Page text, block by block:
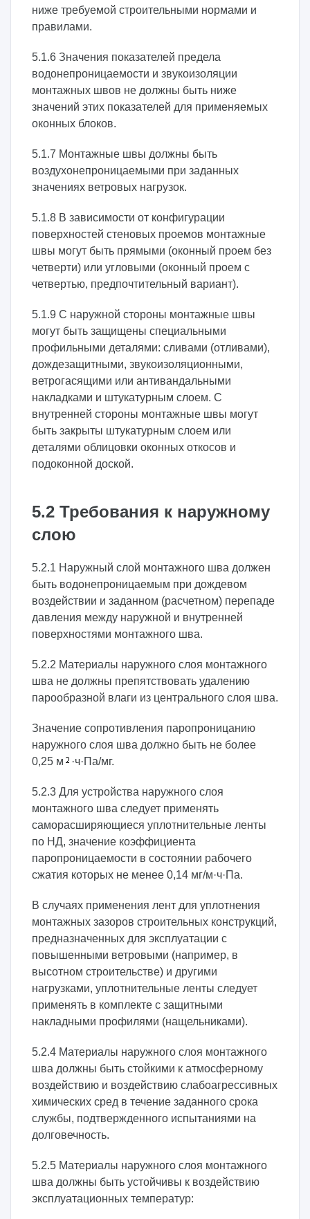
ниже требуемой строительными нормами и
правилами.
5.1.6 Значения показателей предела
водонепроницаемости и звукоизоляции
монтажных швов не должны быть ниже
значений этих показателей для применяемых
оконных блоков.
5.1.7 Монтажные швы должны быть
воздухонепроницаемыми при заданных
значениях ветровых нагрузок.
5.1.8 В зависимости от конфигурации
поверхностей стеновых проемов монтажные
швы могут быть прямыми (оконный проем без
четверти) или угловыми (оконный проем с
четвертью, предпочтительный вариант).
5.1.9 С наружной стороны монтажные швы
могут быть защищены специальными
профильными деталями: сливами (отливами),
дождезащитными, звукоизоляционными,
ветрогасящими или антивандальными
накладками и штукатурным слоем. С
внутренней стороны монтажные швы могут
быть закрыты штукатурным слоем или
деталями облицовки оконных откосов и
подоконной доской.
5.2 Требования к наружному
слою
5.2.1 Наружный слой монтажного шва должен
быть водонепроницаемым при дождевом
воздействии и заданном (расчетном) перепаде
давления между наружной и внутренней
поверхностями монтажного шва.
5.2.2 Материалы наружного слоя монтажного
шва не должны препятствовать удалению
парообразной влаги из центрального слоя шва.
Значение сопротивления паропроницанию
наружного слоя шва должно быть не более
0,25 м
·ч·Па/мг.
5.2.3 Для устройства наружного слоя
монтажного шва следует применять
саморасширяющиеся уплотнительные ленты
по НД, значение коэффициента
паропроницаемости в состоянии рабочего
сжатия которых не менее 0,14 мг/м·ч·Па.
В случаях применения лент для уплотнения
монтажных зазоров строительных конструкций,
предназначенных для эксплуатации с
повышенными ветровыми (например, в
высотном строительстве) и другими
нагрузками, уплотнительные ленты следует
применять в комплекте с защитными
накладными профилями (нащельниками).
5.2.4 Материалы наружного слоя монтажного
шва должны быть стойкими к атмосферному
воздействию и воздействию слабоагрессивных
химических сред в течение заданного срока
службы, подтвержденного испытаниями на
долговечность.
5.2.5 Материалы наружного слоя монтажного
шва должны быть устойчивы к воздействию
эксплуатационных температур: